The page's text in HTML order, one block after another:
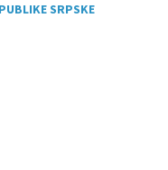
SRPSKE